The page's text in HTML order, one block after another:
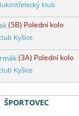
klub
(5B) Polední kolo
Kyšice
(3A) Polední kolo
Kyšice
ŠPORTOVEC